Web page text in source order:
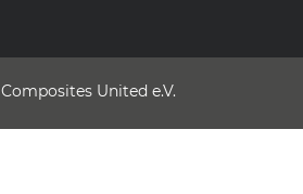
Composites United e.V.